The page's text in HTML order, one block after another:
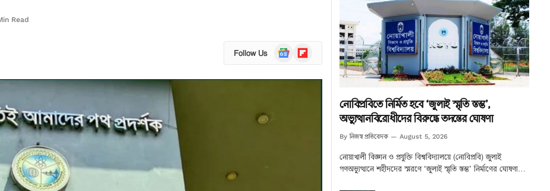
Read
Follow Us
Google
News
Flipboard
নোবিপ্রবিতে নির্মিত হবে ‘জুলাই স্মৃতি স্তম্ভ’,
অভ্যুত্থানবিরোধীদের বিরুদ্ধে তদন্তের ঘোষণা
By নিজস্ব প্রতিবেদক August 5, 2026
নোয়াখালী বিজ্ঞান ও প্রযুক্তি বিশ্ববিদ্যালয়ে (নোবিপ্রবি) জুলাই
গণঅভ্যুত্থানে শহীদদের স্মরণে ‘জুলাই স্মৃতি স্তম্ভ’ নির্মাণের ঘোষণা…